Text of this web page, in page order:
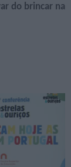
do brincar na